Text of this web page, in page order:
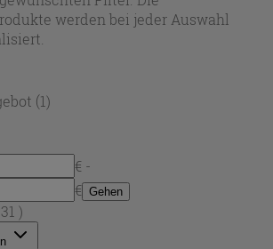
werden bei jeder Auswahl
(1)
€ -
€ Gehen
)